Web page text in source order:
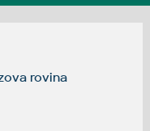
rovina